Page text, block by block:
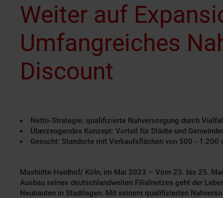
Weiter auf
Umfangreiches
Discount
Netto-Strategie: qualifizierte Nahversorgung durch
Überzeugendes Konzept: Vorteil für Städte und
Gesucht: Standorte mit Verkaufsflächen von 500 - 1.200
Maxhütte-Haidhof/ Köln, im Mai 2023 – Vom 23. bis 25.
Ausbau seines deutschlandweiten Filialnetzes geht der
Neubauten in Stadtlagen. Mit seinem qualifizierten